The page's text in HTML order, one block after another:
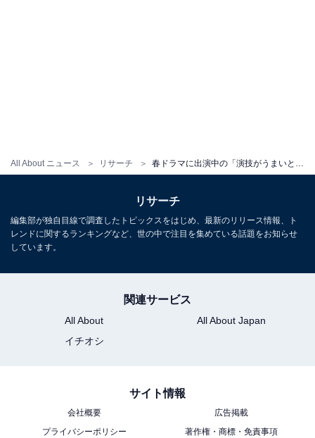
All About ニュース リサーチ
第2位：神木隆之介
める神木隆之介さんが入りました。
同作は朝ドラ第108作目となり、男性が主人公として描
リサーチ
編集部が独自目線で調査したトピックスをはじめ、最新のリリース情報、ト
レンドに関するランキングなど、世の中で注目を集めている話題をお知らせ
しています。
関連サービス
All About
All About Japan
イチオシ
サイト情報
会社概要
広告掲載
プライバシーポリシー
著作権・商標・免責事項